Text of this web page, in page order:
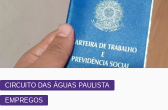
CIRCUITO DAS ÁGUAS PAULISTA
EMPREGOS